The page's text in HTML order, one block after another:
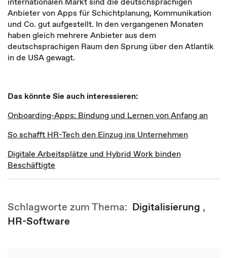
Anbieter von Apps für Schichtplanung, Kommunikation
und Co. gut aufgestellt. In den vergangenen Monaten
haben gleich mehrere Anbieter aus dem
deutschsprachigen Raum den Sprung über den Atlantik
in de USA gewagt.
Das könnte Sie auch interessieren:
Onboarding-Apps: Bindung und Lernen von Anfang an
So schafft HR-Tech den Einzug ins Unternehmen
Digitale Arbeitsplätze und Hybrid Work binden
Beschäftigte
Schlagworte zum Thema: Digitalisierung ,
HR-Software